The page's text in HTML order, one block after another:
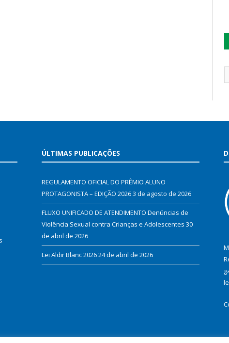
ÚLTIMAS PUBLICAÇÕES
REGULAMENTO OFICIAL DO PRÊMIO ALUNO
PROTAGONISTA – EDIÇÃO 20263 de agosto de 2026
FLUXO UNIFICADO DE ATENDIMENTO Denúncias de
Violência Sexual contra Crianças e Adolescentes 30
de abril de 2026
Lei Aldir Blanc 202624 de abril de 2026